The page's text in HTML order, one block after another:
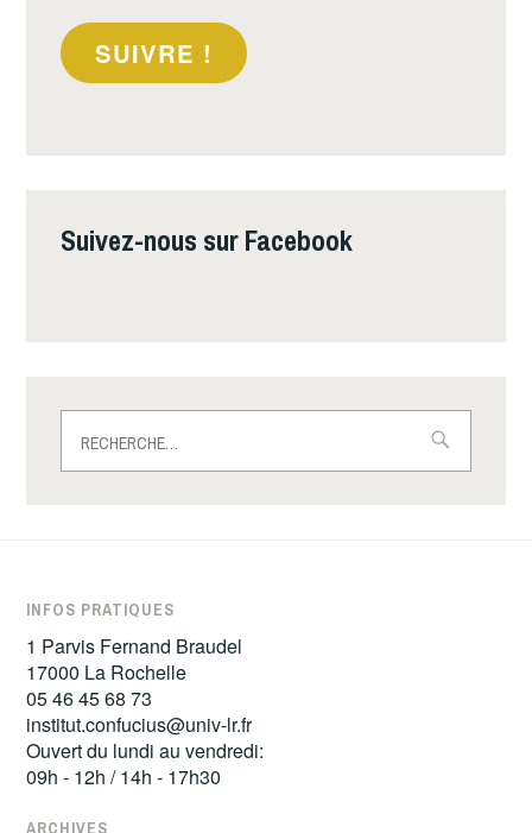
SUIVRE !
Suivez-nous sur Facebook
INFOS PRATIQUES
1 Parvis Fernand Braudel
17000 La Rochelle
05 46 45 68 73
institut.confucius@univ-lr.fr
Ouvert du lundi au vendredi:
09h - 12h / 14h - 17h30
ARCHIVES